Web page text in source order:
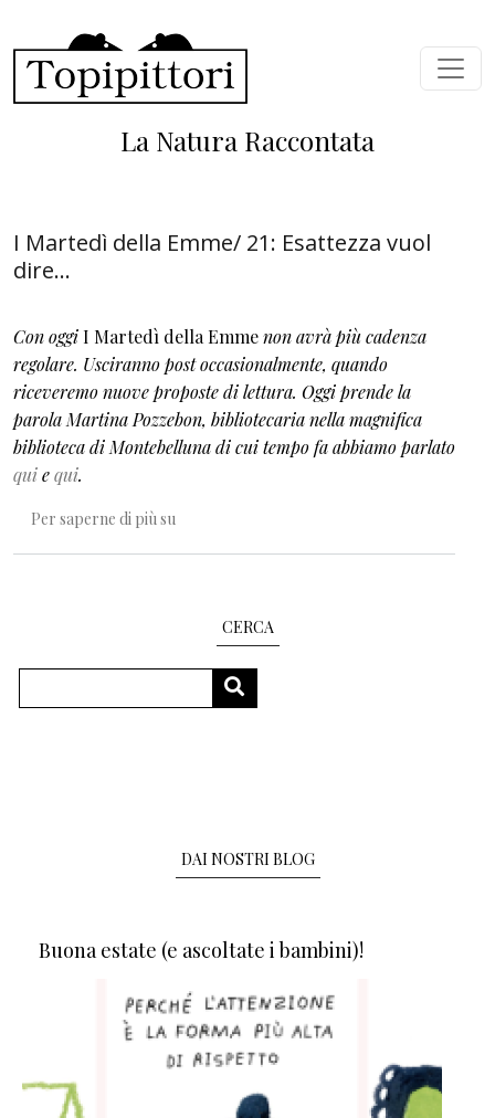
La Natura Raccontata
I Martedì della Emme/ 21: Esattezza vuol
dire...
Con oggiI Martedì della Emmenon avrà più cadenza
regolare. Usciranno post occasionalmente, quando
riceveremo nuove proposte di lettura. Oggi prende la
parola Martina Pozzebon, bibliotecaria nella magnifica
biblioteca di Montebelluna di cui tempo fa abbiamo parlato
quiequi.
Per saperne di più su
CERCA
CERCA
DAI NOSTRI BLOG
Buona estate (e ascoltate i bambini)!